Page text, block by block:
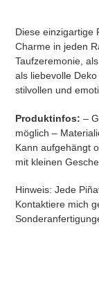
Diese einzigartige
Charme in jeden
Taufzeremonie,
als liebevolle
stilvollen und
Produktinfos: –
möglich –
Kann aufgehängt
mit kleinen
Hinweis: Jede
Kontaktiere mich